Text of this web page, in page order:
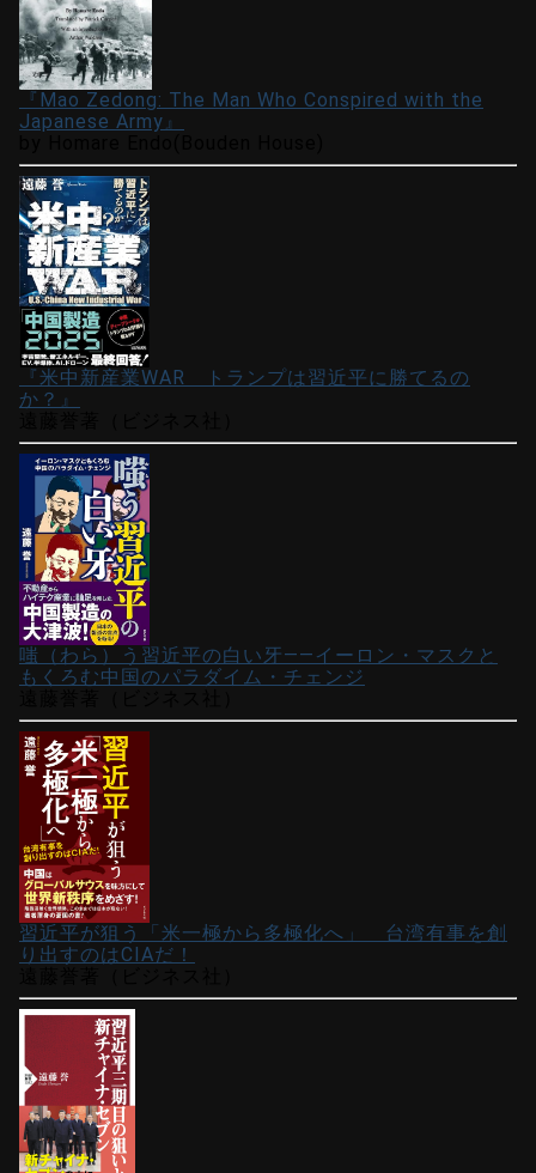
『Mao Zedong: The Man Who Conspired with the
Japanese Army』
『米中新産業WAR トランプは習近平に勝てるの
か？』
嗤（わら）う習近平の白い牙――イーロン・マスクと
もくろむ中国のパラダイム・チェンジ
習近平が狙う「米一極から多極化へ」 台湾有事を創
り出すのはCIAだ！